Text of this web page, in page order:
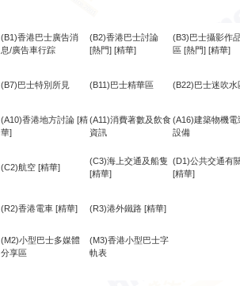
(B1)香港巴士廣告消
息/廣告車行踪
(B2)香港巴士討論
[熱門] [精華]
(B3)巴士攝影作
區 [熱門] [精華]
(B7)巴士特別所見 (B11)巴士精華區 (B22)巴士迷吹水
(A10)香港地方討論 [精
華]
(A11)消費著數及飲食
資訊
(A16)建築物機電
設備
(C2)航空 [精華]
(C3)海上交通及船隻
[精華]
(D1)公共交通有
[精華]
(R2)香港電車 [精華] (R3)港外鐵路 [精華]
(M2)小型巴士多媒體
分享區
(M3)香港小型巴士字
軌表